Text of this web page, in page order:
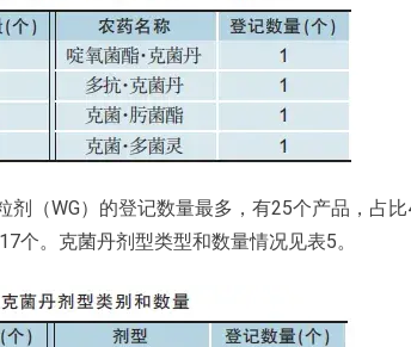
（WG）的登记数量最多，有25个产品，占比
个。克菌丹剂型类型和数量情况见表5。